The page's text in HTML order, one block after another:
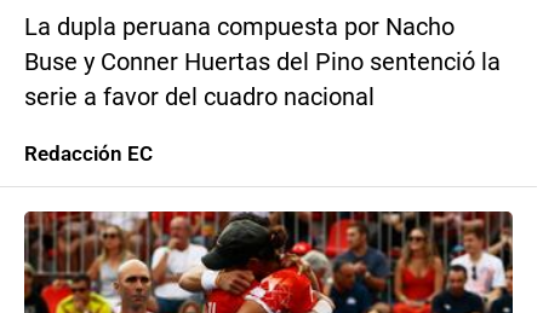
La dupla peruana compuesta por Nacho
Buse y Conner Huertas del Pino sentenció la
serie a favor del cuadro nacional
Redacción EC